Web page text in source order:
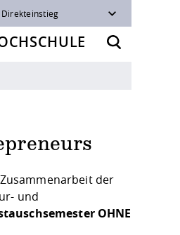
Direkteinstieg
der
und
OHNE